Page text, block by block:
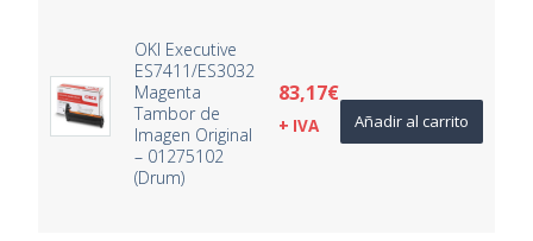
OKI Executive
ES7411/ES3032
Magenta
Tambor de
Imagen Original
– 01275102
(Drum)
83,17€
+ IVA Añadir al carrito